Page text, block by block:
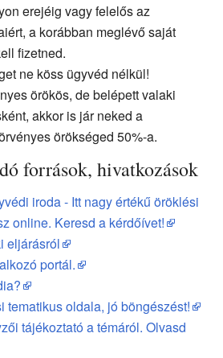
erejéig vagy felelős az
a korábban meglévő saját
fizetned.
ne köss ügyvéd nélkül!
örökös, de belépett valaki
akkor is jár neked a
örökséged 50%-a.
források, hivatkozások
iroda - Itt nagy értékű öröklési
online. Keresd a kérdőívet!
eljárásról
portál.
tematikus oldala, jó böngészést!
tájékoztató a témáról. Olvasd